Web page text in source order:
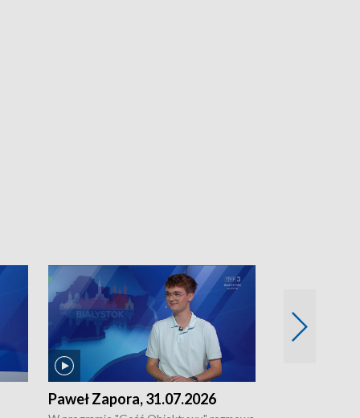
Paweł Zapora, 31.07.2026